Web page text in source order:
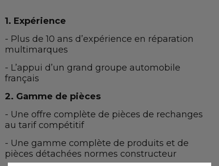
Notre enseigne
Nos promotions
Notre actualité
Notre gamme de pièces
Contactez nous
Tous les garages
1. Expérience
- Plus de 10 ans d’expérience en réparation
multimarques
- L’appui d’un grand groupe automobile
français
2. Gamme de pièces
- Une offre complète de pièces de rechanges
au tarif compétitif
- Une gamme complète de produits et de
pièces détachées normes constructeur